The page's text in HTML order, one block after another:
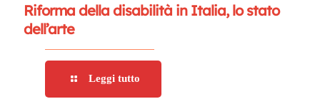
Riforma della disabilità in Italia, lo stato
dell’arte
Leggi tutto